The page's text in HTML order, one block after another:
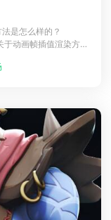
是怎么样的？
动画帧插值渲染方法
业快速发展，被誉为